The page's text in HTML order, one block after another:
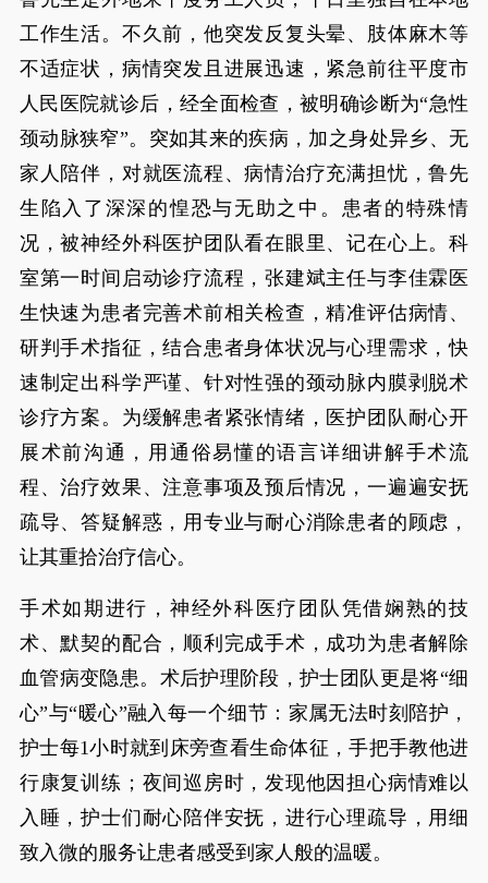
工作生活。不久前，他突发反复头晕、肢体麻木等
不适症状，病情突发且进展迅速，紧急前往平度市
人民医院就诊后，经全面检查，被明确诊断为“急性
颈动脉狭窄”。突如其来的疾病，加之身处异乡、无
家人陪伴，对就医流程、病情治疗充满担忧，鲁先
生陷入了深深的惶恐与无助之中。患者的特殊情
况，被神经外科医护团队看在眼里、记在心上。科
室第一时间启动诊疗流程，张建斌主任与李佳霖医
生快速为患者完善术前相关检查，精准评估病情、
研判手术指征，结合患者身体状况与心理需求，快
速制定出科学严谨、针对性强的颈动脉内膜剥脱术
诊疗方案。为缓解患者紧张情绪，医护团队耐心开
展术前沟通，用通俗易懂的语言详细讲解手术流
程、治疗效果、注意事项及预后情况，一遍遍安抚
疏导、答疑解惑，用专业与耐心消除患者的顾虑，
让其重拾治疗信心。
手术如期进行，神经外科医疗团队凭借娴熟的技
术、默契的配合，顺利完成手术，成功为患者解除
血管病变隐患。术后护理阶段，护士团队更是将“细
心”与“暖心”融入每一个细节：家属无法时刻陪护，
护士每1小时就到床旁查看生命体征，手把手教他进
行康复训练；夜间巡房时，发现他因担心病情难以
入睡，护士们耐心陪伴安抚，进行心理疏导，用细
致入微的服务让患者感受到家人般的温暖。